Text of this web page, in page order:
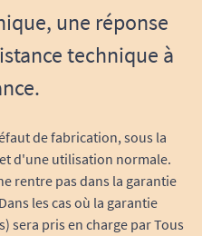
une réponse
technique à
de fabrication, sous la
d'une utilisation normale.
rentre pas dans la garantie
les cas où la garantie
sera pris en charge par Tous